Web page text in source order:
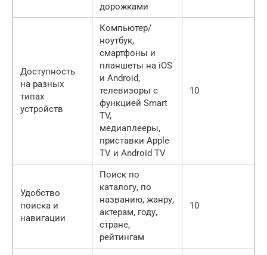
дорожками
Доступность
на разных
типах
устройств
Компьютер/
ноутбук,
смартфоны и
планшеты на iOS
и Android,
телевизоры с
функцией Smart
TV,
медиаплееры,
приставки Apple
TV и Android TV
10
Удобство
поиска и
навигации
Поиск по
каталогу, по
названию, жанру,
актерам, году,
стране,
рейтингам
10